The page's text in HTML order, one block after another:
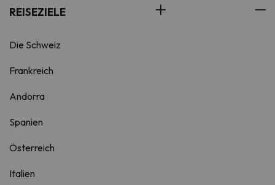
REISEZIELE
Die Schweiz
Frankreich
Andorra
Spanien
Österreich
Italien